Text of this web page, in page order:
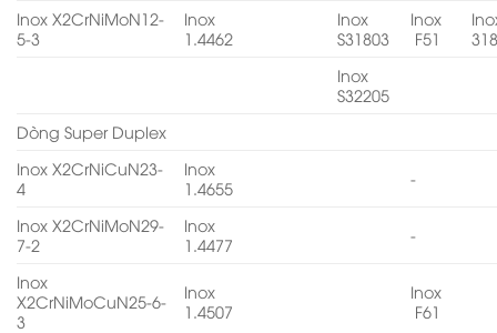
Inox X2CrNiMoN12-
5-3
Inox
1.4462
Inox
S31803
Inox
F51
Inox
S32205
Dòng Super Duplex
Inox X2CrNiCuN23-
4
Inox
1.4655
-
Inox X2CrNiMoN29-
7-2
Inox
1.4477
-
Inox
X2CrNiMoCuN25-6-
3
Inox
1.4507
Inox
F61